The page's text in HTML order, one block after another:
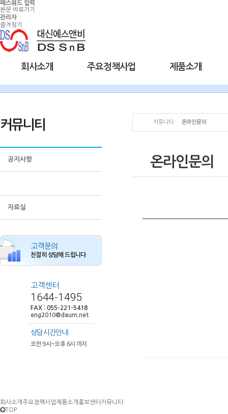
패스워드 입력
본문 바로가기
관리자
즐겨찾기
회사소개 주요정책사업 제품소개
커뮤니티
공지사항
자료실
고객문의
친절히 상담해 드립니다
고객센터
1644-1495
FAX : 055-221-5418
eng2010@daum.net
상담시간안내
오전 9시~오후 6시 까지
커뮤니티 온라인문의
온라인문의
회사소개주요정책사업제품소개홍보센터 커뮤니티
TOP